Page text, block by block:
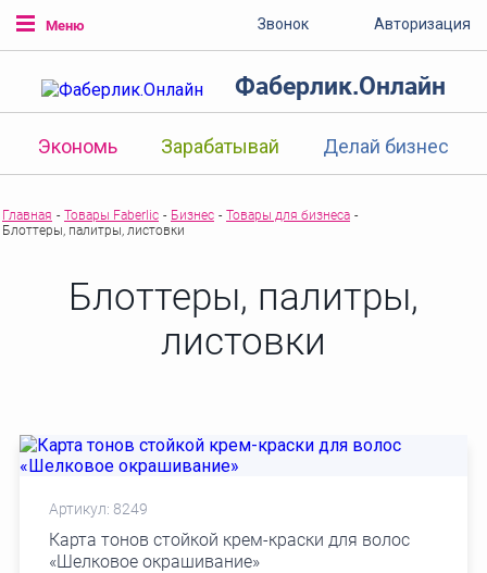
Меню Звонок Авторизация
Фаберлик.Онлайн
Экономь Зарабатывай Делай бизнес
Главная - Товары Faberlic - Бизнес - Товары для бизнеса -
Блоттеры, палитры, листовки
Блоттеры, палитры,
листовки
Артикул: 8249
Карта тонов cтойкой крем-краски для волос
«Шелковое окрашивание»